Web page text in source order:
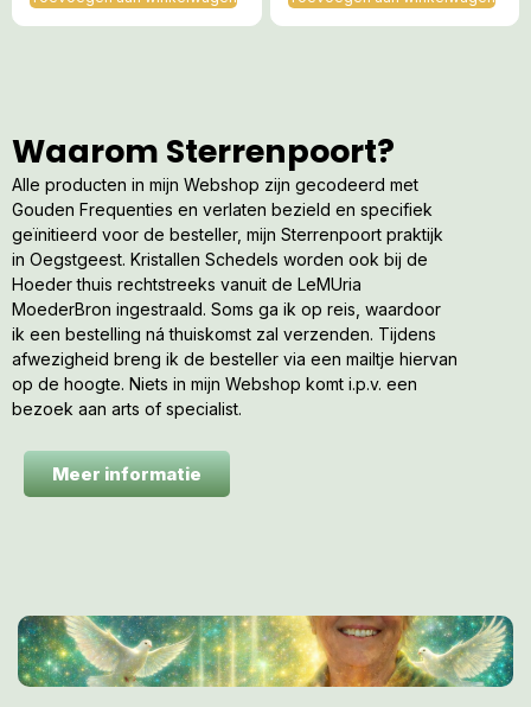
Waarom Sterrenpoort?
Alle producten in mijn Webshop zijn gecodeerd met
Gouden Frequenties en verlaten bezield en specifiek
geïnitieerd voor de besteller, mijn Sterrenpoort praktijk
in Oegstgeest. Kristallen Schedels worden ook bij de
Hoeder thuis rechtstreeks vanuit de LeMUria
MoederBron ingestraald. Soms ga ik op reis, waardoor
ik een bestelling ná thuiskomst zal verzenden. Tijdens
afwezigheid breng ik de besteller via een mailtje hiervan
op de hoogte. Niets in mijn Webshop komt i.p.v. een
bezoek aan arts of specialist.
Meer informatie